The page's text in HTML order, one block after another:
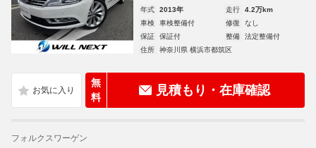
年式 2013年 走行
4.2万km
車検
車検整備付 修復
なし
保証
保証付 整備
法定整備付
住所
神奈川県 横浜市都筑区
無
料
見積もり・在庫確認
フォルクスワーゲン